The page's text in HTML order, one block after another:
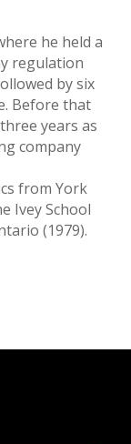
he held a
regulation
by six
Before that
years as
company
from York
Ivey School
(1979).